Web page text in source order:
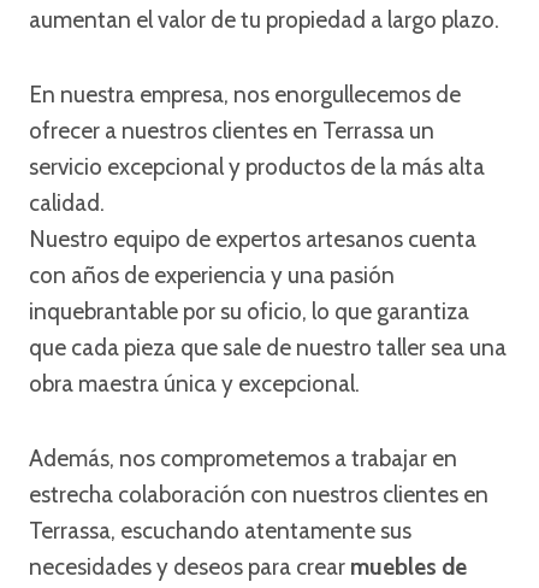
aumentan el valor de tu propiedad a largo plazo.
En nuestra empresa, nos enorgullecemos de
ofrecer a nuestros clientes en Terrassa un
servicio excepcional y productos de la más alta
calidad.
Nuestro equipo de expertos artesanos cuenta
con años de experiencia y una pasión
inquebrantable por su oficio, lo que garantiza
que cada pieza que sale de nuestro taller sea una
obra maestra única y excepcional.
Además, nos comprometemos a trabajar en
estrecha colaboración con nuestros clientes en
Terrassa, escuchando atentamente sus
necesidades y deseos para crear muebles de